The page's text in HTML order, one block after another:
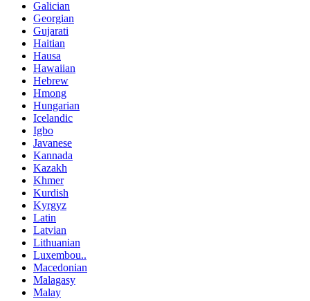
Galician
Georgian
Gujarati
Haitian
Hausa
Hawaiian
Hebrew
Hmong
Hungarian
Icelandic
Igbo
Javanese
Kannada
Kazakh
Khmer
Kurdish
Kyrgyz
Latin
Latvian
Lithuanian
Luxembou..
Macedonian
Malagasy
Malay